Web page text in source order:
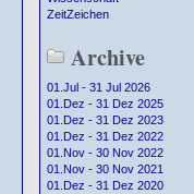
ZeitZeichen
Archive
01.Jul - 31 Jul 2026
01.Dez - 31 Dez 2025
01.Dez - 31 Dez 2023
01.Dez - 31 Dez 2022
01.Nov - 30 Nov 2022
01.Nov - 30 Nov 2021
01.Dez - 31 Dez 2020